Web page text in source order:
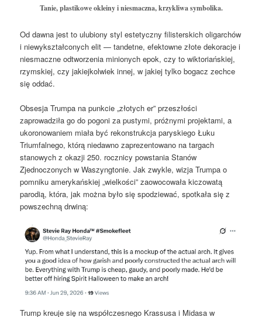
Tanie, plastikowe okleiny i niesmaczna, krzykliwa symbolika.
Od dawna jest to ulubiony styl estetyczny filisterskich oligarchów
i niewykształconych elit — tandetne, efektowne złote dekoracje i
niesmaczne odtworzenia minionych epok, czy to wiktoriańskiej,
rzymskiej, czy jakiejkolwiek innej, w jakiej tylko bogacz zechce
się oddać.
Obsesja Trumpa na punkcie „złotych er” przeszłości
zaprowadziła go do pogoni za pustymi, próżnymi projektami, a
ukoronowaniem miała być rekonstrukcja paryskiego Łuku
Triumfalnego, którą niedawno zaprezentowano na targach
stanowych z okazji 250. rocznicy powstania Stanów
Zjednoczonych w Waszyngtonie. Jak zwykle, wizja Trumpa o
pomniku amerykańskiej „wielkości” zaowocowała kiczowatą
parodią, która, jak można było się spodziewać, spotkała się z
powszechną drwiną:
Trump kreuje się na współczesnego Krassusa i Midasa w